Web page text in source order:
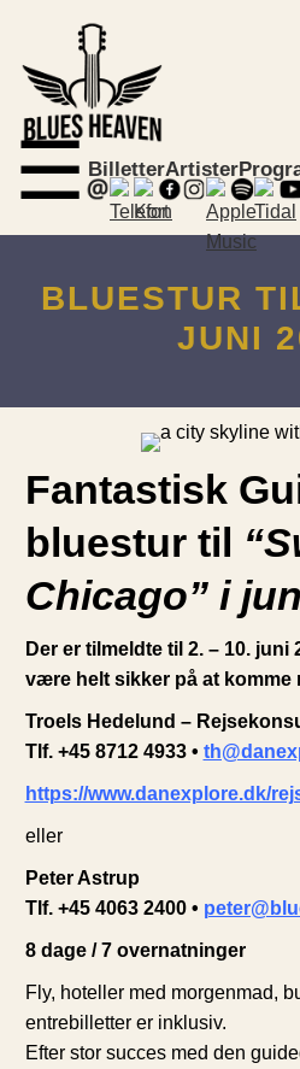
☰ BilletterArtister
BLUESTUR
JUNI
Fantastisk
bluestur til
Chicago” i
Der er tilmeldte til 2. – 10. juni
være helt sikker på at komme
Troels Hedelund –
Tlf. +45 8712 4933 •
https://www.danexplore.dk/
eller
Peter Astrup
Tlf. +45 4063 2400 •
8 dage / 7 overnatninger
Fly, hoteller med morgenmad,
entrebilletter er inklusiv.
Efter stor succes med den